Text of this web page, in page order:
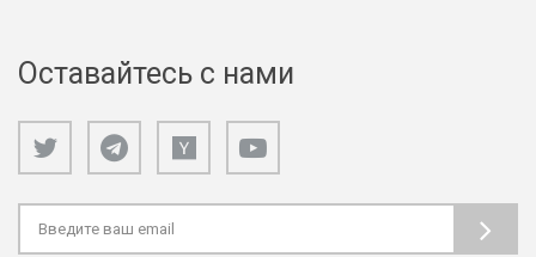
Оставайтесь с нами